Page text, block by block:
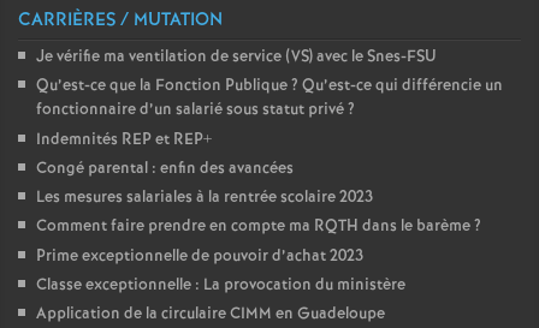
CARRIÈRES / MUTATION
Je vérifie ma ventilation de service (VS) avec le Snes-FSU
Qu’est-ce que la Fonction Publique? Qu’est-ce qui différencie un
fonctionnaire d’un salarié sous statut privé?
Indemnités REP et REP+
Congé parental : enfin des avancées
Les mesures salariales à la rentrée scolaire 2023
Comment faire prendre en compte ma RQTH dans le barème?
Prime exceptionnelle de pouvoir d’achat 2023
Classe exceptionnelle : La provocation du ministère
Application de la circulaire CIMM en Guadeloupe